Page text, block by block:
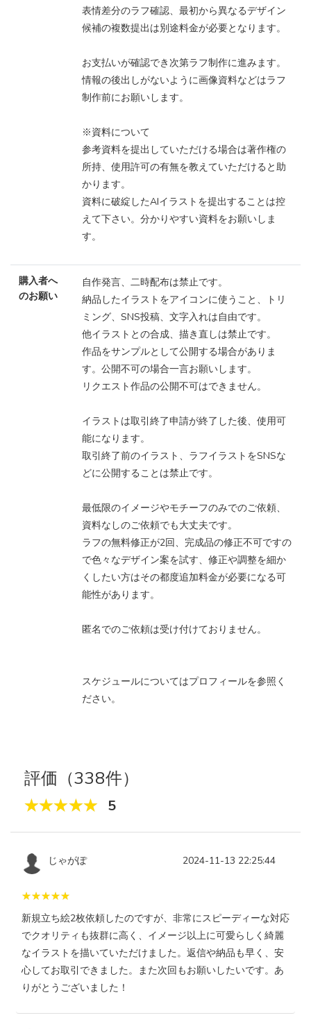
表情差分のラフ確認、最初から異なるデザイン
候補の複数提出は別途料金が必要となります。
お支払いが確認でき次第ラフ制作に進みます。
情報の後出しがないように画像資料などはラフ
制作前にお願いします。
※資料について
参考資料を提出していただける場合は著作権の
所持、使用許可の有無を教えていただけると助
かります。
資料に破綻したAIイラストを提出することは控
えて下さい。分かりやすい資料をお願いしま
す。
購入者へ
のお願い
自作発言、二時配布は禁止です。
納品したイラストをアイコンに使うこと、トリ
ミング、SNS投稿、文字入れは自由です。
他イラストとの合成、描き直しは禁止です。
作品をサンプルとして公開する場合がありま
す。公開不可の場合一言お願いします。
リクエスト作品の公開不可はできません。
イラストは取引終了申請が終了した後、使用可
能になります。
取引終了前のイラスト、ラフイラストをSNSな
どに公開することは禁止です。
最低限のイメージやモチーフのみでのご依頼、
資料なしのご依頼でも大丈夫です。
ラフの無料修正が2回、完成品の修正不可ですの
で色々なデザイン案を試す、修正や調整を細か
くしたい方はその都度追加料金が必要になる可
能性があります。
匿名でのご依頼は受け付けておりません。
スケジュールについてはプロフィールを参照く
ださい。
評価（338件）
5
じゃがぽ 2024-11-13 22:25:44
新規立ち絵2枚依頼したのですが、非常にスピーディーな対応
でクオリティも抜群に高く、イメージ以上に可愛らしく綺麗
なイラストを描いていただけました。返信や納品も早く、安
心してお取引できました。また次回もお願いしたいです。あ
りがとうございました！